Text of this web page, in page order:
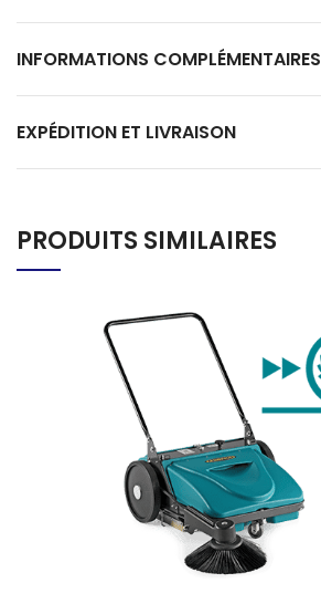
INFORMATIONS COMPLÉMENTAIRES
EXPÉDITION ET LIVRAISON
PRODUITS SIMILAIRES